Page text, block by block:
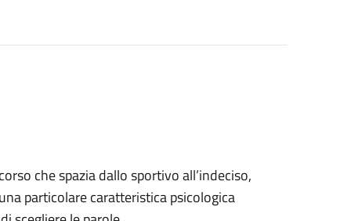
che spazia dallo sportivo all’indeciso,
particolare caratteristica psicologica